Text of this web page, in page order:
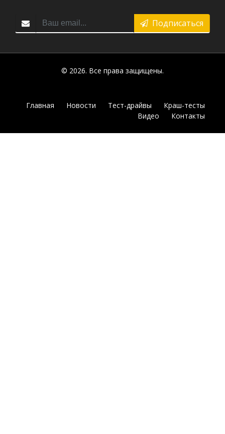
Подписаться
© 2026. Все права защищены.
Главная Новости Тест-драйвы
Краш-тесты
Видео
Контакты